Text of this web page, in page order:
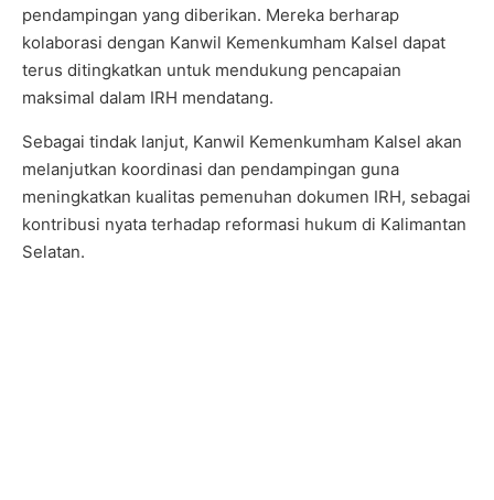
pendampingan yang diberikan. Mereka berharap
kolaborasi dengan Kanwil Kemenkumham Kalsel dapat
terus ditingkatkan untuk mendukung pencapaian
maksimal dalam IRH mendatang.
Sebagai tindak lanjut, Kanwil Kemenkumham Kalsel akan
melanjutkan koordinasi dan pendampingan guna
meningkatkan kualitas pemenuhan dokumen IRH, sebagai
kontribusi nyata terhadap reformasi hukum di Kalimantan
Selatan.